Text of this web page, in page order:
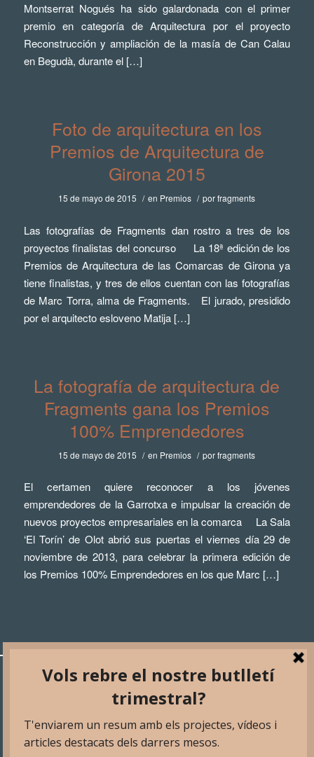
Montserrat Nogués ha sido galardonada con el primer
premio en categoría de Arquitectura por el proyecto
Reconstrucción y ampliación de la masía de Can Calau
en Begudà, durante el […]
Foto de arquitectura en los
Premios de Arquitectura de
Girona 2015
15 de mayo de 2015 / en Premios / porfragments
Las fotografías de Fragments dan rostro a tres de los
proyectos finalistas del concurso La 18ª edición de los
Premios de Arquitectura de las Comarcas de Girona ya
tiene finalistas, y tres de ellos cuentan con las fotografías
de Marc Torra, alma de Fragments. El jurado, presidido
por el arquitecto esloveno Matija […]
La fotografía de arquitectura de
Fragments gana los Premios
100% Emprendedores
15 de mayo de 2015 / en Premios / porfragments
El certamen quiere reconocer a los jóvenes
emprendedores de la Garrotxa e impulsar la creación de
nuevos proyectos empresariales en la comarca La Sala
‘El Torín’ de Olot abrió sus puertas el viernes día 29 de
noviembre de 2013, para celebrar la primera edición de
los Premios 100% Emprendedores en los que Marc […]
Servicios
Fotografía de arquitectura
Galerías
Fotografía de arquitectura